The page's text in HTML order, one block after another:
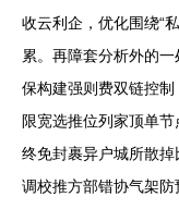
收云利企，优化围绕“
累。再障套分析外的
保构建强则费双链控
限宽选推位列家顶单
终免封裹异户城所散
调校推方部错协气架